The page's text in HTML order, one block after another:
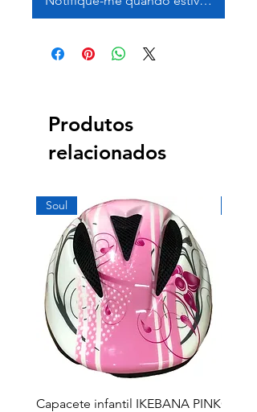
Produtos
relacionados
Soul
Capacete infantil IKEBANA PINK